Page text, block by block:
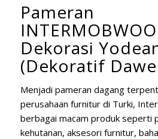
Pameran
Dekorasi
(Dekoratif
Menjadi pameran dagang
perusahaan furnitur di Turki,
berbagai macam produk seperti
kehutanan, aksesori furnitur,